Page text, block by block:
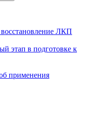
ЛКП
этап в подготовке к
применения